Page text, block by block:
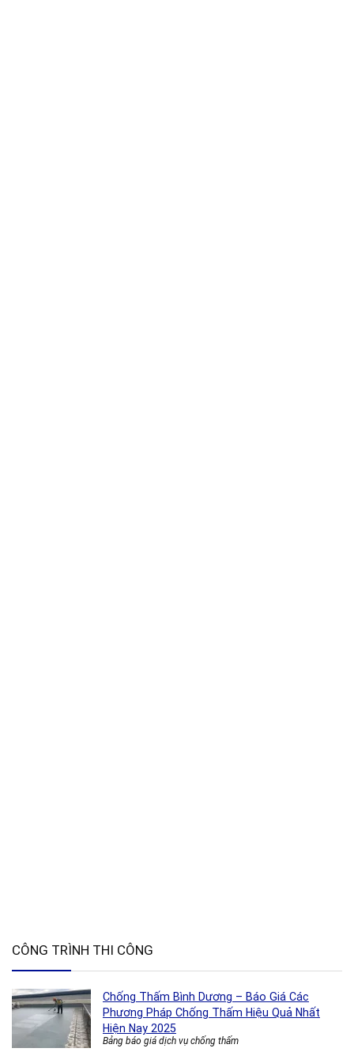
CÔNG TRÌNH THI CÔNG
Chống Thấm Bình Dương – Báo Giá Các
Phương Pháp Chống Thấm Hiệu Quả Nhất
Hiện Nay 2025
Bảng báo giá dịch vụ chống thấm